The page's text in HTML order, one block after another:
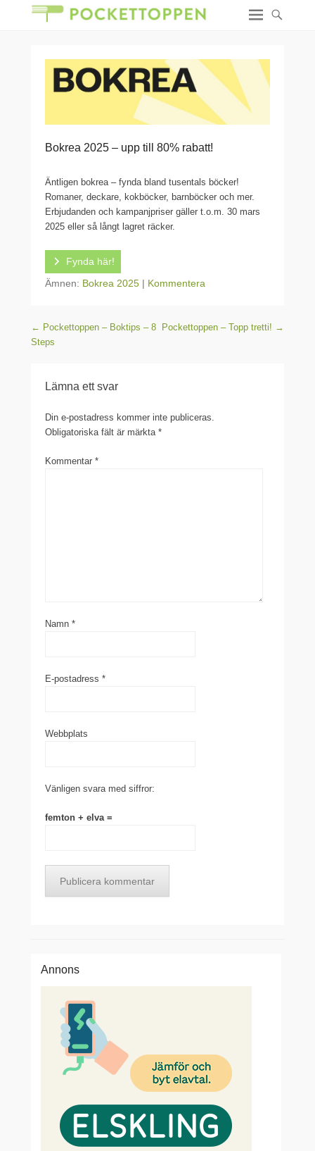
Bokrea 2025 – upp till 80% rabatt!
Äntligen bokrea – fynda bland tusentals böcker!
Romaner, deckare, kokböcker, barnböcker och mer.
Erbjudanden och kampanjpriser gäller t.o.m. 30 mars
2025 eller så långt lagret räcker.
Fynda här!
Ämnen: Bokrea 2025 | Kommentera
Post navigation
← Pockettoppen – Boktips – 8
Steps
Pockettoppen – Topp tretti! →
Lämna ett svar
Din e-postadress kommer inte publiceras.
Obligatoriska fält är märkta *
Kommentar *
Namn *
E-postadress *
Webbplats
Vänligen svara med siffror:
femton + elva =
Annons